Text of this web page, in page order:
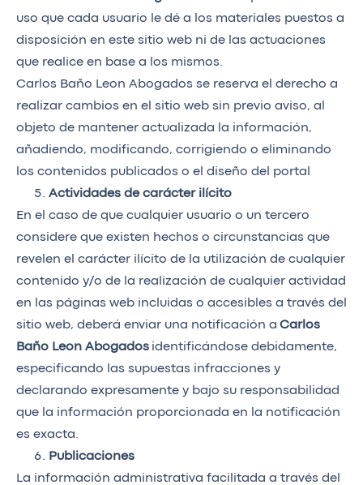
uso que cada usuario le dé a los materiales puestos a
disposición en este sitio web ni de las actuaciones
que realice en base a los mismos.
Carlos Baño Leon Abogados se reserva el derecho a
realizar cambios en el sitio web sin previo aviso, al
objeto de mantener actualizada la información,
añadiendo, modificando, corrigiendo o eliminando
los contenidos publicados o el diseño del portal
Actividades de carácter ilícito
En el caso de que cualquier usuario o un tercero
considere que existen hechos o circunstancias que
revelen el carácter ilícito de la utilización de cualquier
contenido y/o de la realización de cualquier actividad
en las páginas web incluidas o accesibles a través del
sitio web, deberá enviar una notificación a Carlos
Baño Leon Abogados identificándose debidamente,
especificando las supuestas infracciones y
declarando expresamente y bajo su responsabilidad
que la información proporcionada en la notificación
es exacta.
Publicaciones
La información administrativa facilitada a través del